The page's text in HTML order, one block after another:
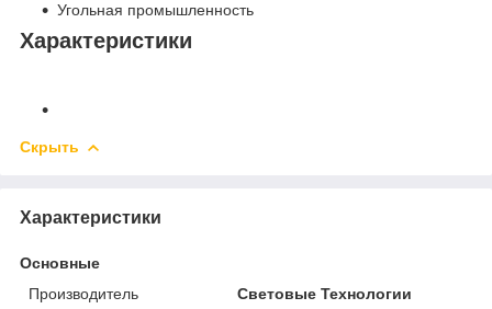
Угольная промышленность
Характеристики
Скрыть
Характеристики
Основные
Производитель
Световые Технологии